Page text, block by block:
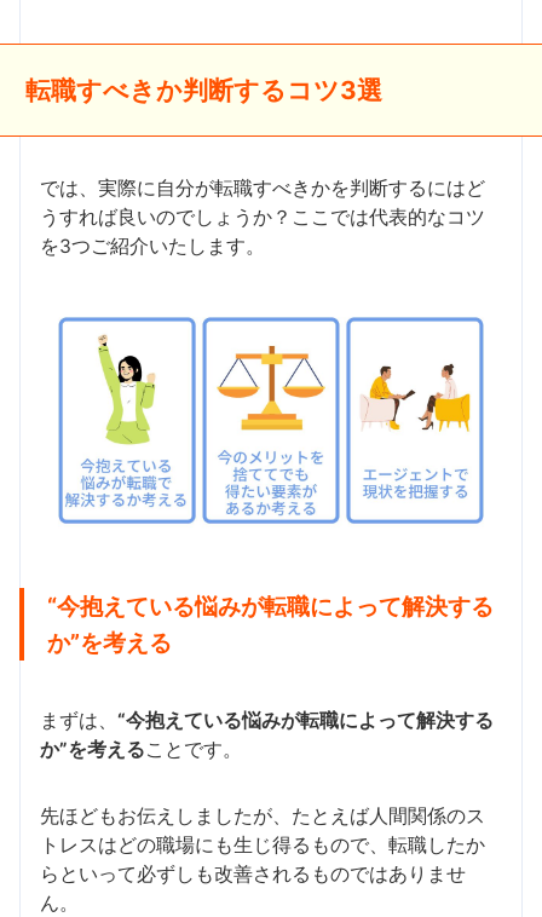
転職すべきか判断するコツ3選
では、実際に自分が転職すべきかを判断するにはど
うすれば良いのでしょうか？ここでは代表的なコツ
を3つご紹介いたします。
“今抱えている悩みが転職によって解決する
か”を考える
まずは、 “今抱えている悩みが転職によって解決する
か”を考えることです。
先ほどもお伝えしましたが、たとえば人間関係のス
トレスはどの職場にも生じ得るもので、転職したか
らといって必ずしも改善されるものではありませ
ん。